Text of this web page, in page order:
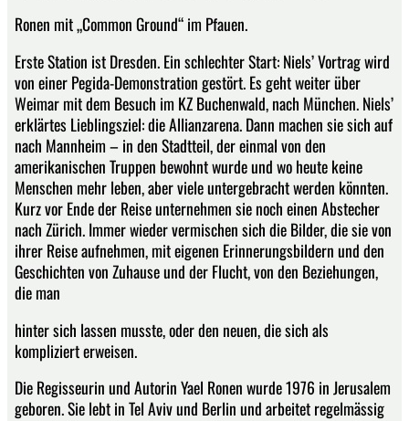
Ronen mit „Common Ground“ im Pfauen.
Erste Station ist Dresden. Ein schlechter Start: Niels’ Vortrag wird
von einer Pegida-Demonstration gestört. Es geht weiter über
Weimar mit dem Besuch im KZ Buchenwald, nach München. Niels’
erklärtes Lieblingsziel: die Allianzarena. Dann machen sie sich auf
nach Mannheim – in den Stadtteil, der einmal von den
amerikanischen Truppen bewohnt wurde und wo heute keine
Menschen mehr leben, aber viele untergebracht werden könnten.
Kurz vor Ende der Reise unternehmen sie noch einen Abstecher
nach Zürich. Immer wieder vermischen sich die Bilder, die sie von
ihrer Reise aufnehmen, mit eigenen Erinnerungsbildern und den
Geschichten von Zuhause und der Flucht, von den Beziehungen,
die man
hinter sich lassen musste, oder den neuen, die sich als
kompliziert erweisen.
Die Regisseurin und Autorin Yael Ronen wurde 1976 in Jerusalem
geboren. Sie lebt in Tel Aviv und Berlin und arbeitet regelmässig